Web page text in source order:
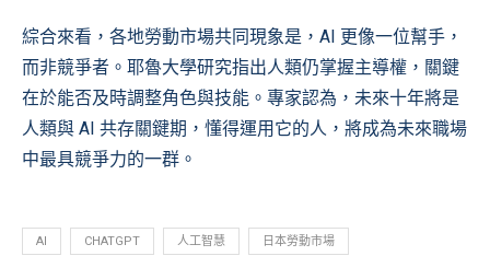
綜合來看，各地勞動市場共同現象是，AI 更像一位幫手，
而非競爭者。耶魯大學研究指出人類仍掌握主導權，關鍵
在於能否及時調整角色與技能。專家認為，未來十年將是
人類與 AI 共存關鍵期，懂得運用它的人，將成為未來職場
中最具競爭力的一群。
AI CHATGPT 人工智慧 日本勞動市場